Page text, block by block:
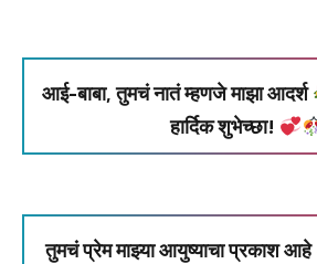
आई-बाबा, तुमचं नातं म्हणजे माझा आदर्श
हार्दिक शुभेच्छा!
तुमचं प्रेम माझ्या आयुष्याचा प्रकाश आहे